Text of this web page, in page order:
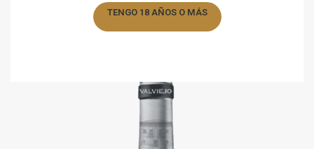
TENGO 18 AÑOS O MÁS